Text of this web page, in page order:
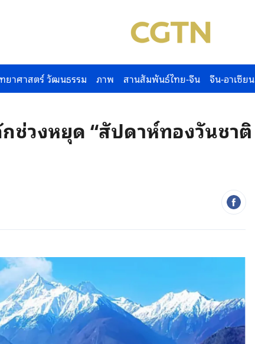
ยาศาสตร์ วัฒนธรรม ภาพ สานสัมพันธ์ไทย-จีน จีน-อาเซียน
ช่วงหยุด “สัปดาห์ทองวันชาติ